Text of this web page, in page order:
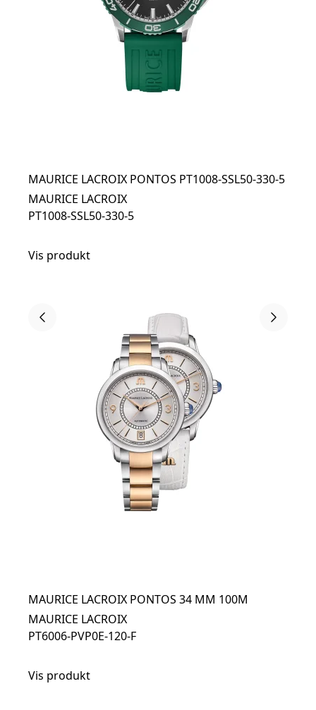
MAURICE LACROIX PONTOS PT1008-SSL50-330-5
MAURICE LACROIX
PT1008-SSL50-330-5
Vis produkt
MAURICE LACROIX PONTOS 34 MM 100M
MAURICE LACROIX
PT6006-PVP0E-120-F
Vis produkt